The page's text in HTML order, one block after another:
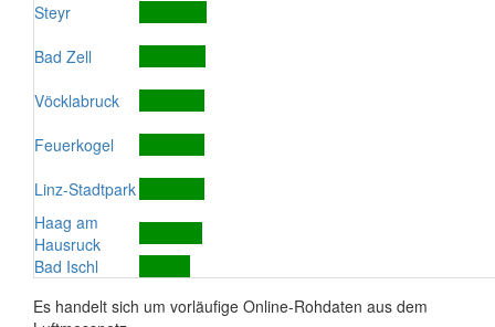
Steyr
Bad Zell
Vöcklabruck
Feuerkogel
Linz-Stadtpark
Haag am
Hausruck
Bad Ischl
Es handelt sich um vorläufige Online-Rohdaten aus dem